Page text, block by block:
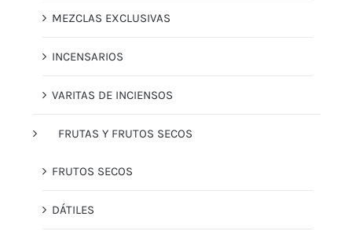
MEZCLAS EXCLUSIVAS
INCENSARIOS
VARITAS DE INCIENSOS
FRUTAS Y FRUTOS SECOS
FRUTOS SECOS
DÁTILES